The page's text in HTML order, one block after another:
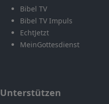
Bibel TV
Bibel TV Impuls
EchtJetzt
MeinGottesdienst
Unterstützen